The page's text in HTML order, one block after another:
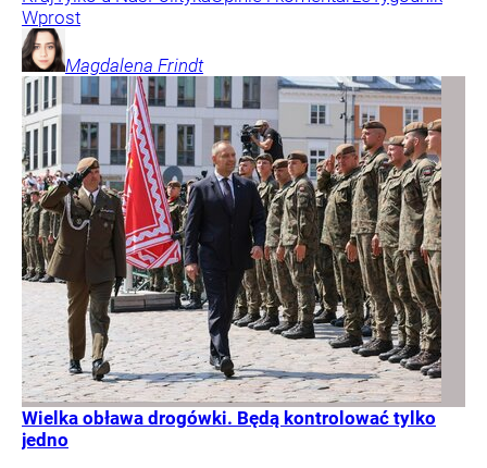
Wprost
Magdalena Frindt
Wielka obława drogówki. Będą kontrolować tylko
jedno